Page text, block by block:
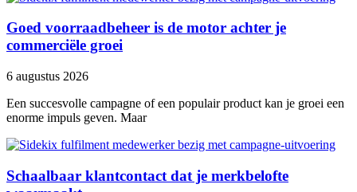
Goed voorraadbeheer is de motor achter je
commerciële groei
6 augustus 2026
Een succesvolle campagne of een populair product kan je groei een
enorme impuls geven. Maar
Schaalbaar klantcontact dat je merkbelofte